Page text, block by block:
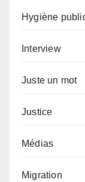
Hygiène
Interview
Juste un mot
Justice
Médias
Migration